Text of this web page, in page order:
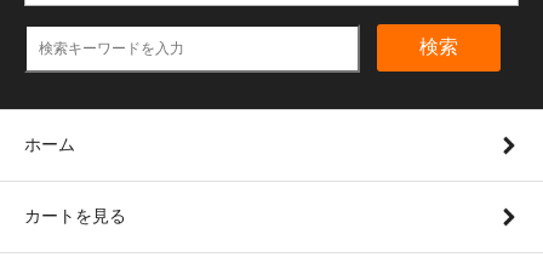
検索
ホーム
カートを見る